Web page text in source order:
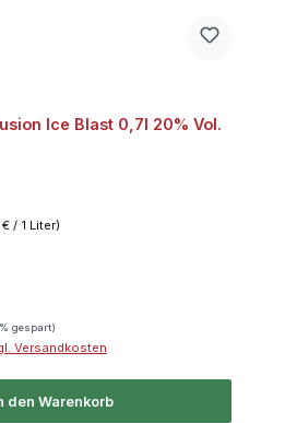
Ice Blast 0,7l 20% Vol.
€ / 1 Liter)
gespart)
Versandkosten
den Warenkorb